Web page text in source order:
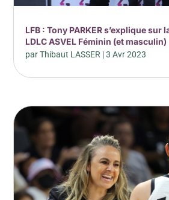
LFB : Tony PARKER s’explique sur
LDLC ASVEL Féminin (et masculin)
parThibaut LASSER |3 Avr 2023